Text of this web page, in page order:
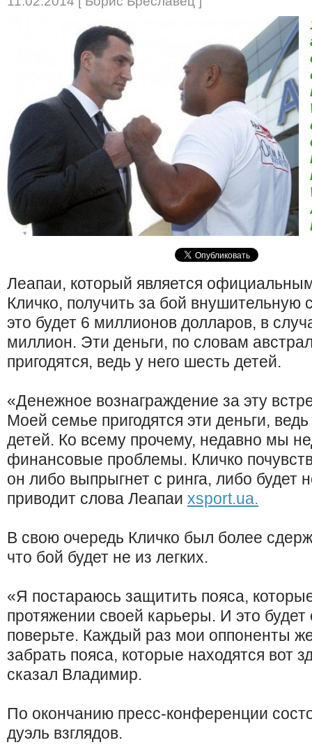
Леапаи, который является
Кличко, получить за бой внушительную
это будет 6 миллионов долларов, в
миллион. Эти деньги, по словам
пригодятся, ведь у него шесть детей.
«Денежное вознаграждение за эту
Моей семье пригодятся эти деньги,
детей. Ко всему прочему, недавно мы
финансовые проблемы. Кличко
он либо выпрыгнет с ринга, либо будет
приводит слова Леапаи xsport.ua.
В свою очередь Кличко был более
что бой будет не из легких.
«Я постараюсь защитить пояса,
протяжении своей карьеры. И это
поверьте. Каждый раз мои оппоненты
забрать пояса, которые находятся вот
сказал Владимир.
По окончанию пресс-конференции
дуэль взглядов.